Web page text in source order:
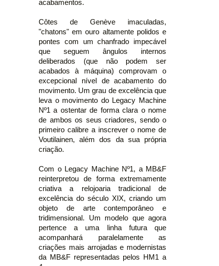
acabamentos.
Côtes de Genève imaculadas,
"chatons" em ouro altamente polidos e
pontes com um chanfrado impecável
que seguem ângulos internos
deliberados (que não podem ser
acabados à máquina) comprovam o
excepcional nível de acabamento do
movimento. Um grau de excelência que
leva o movimento do Legacy Machine
Nº1 a ostentar de forma clara o nome
de ambos os seus criadores, sendo o
primeiro calibre a inscrever o nome de
Voutilainen, além dos da sua própria
criação.
Com o Legacy Machine Nº1, a MB&F
reinterpretou de forma extremamente
criativa a relojoaria tradicional de
excelência do século XIX, criando um
objeto de arte contemporâneo e
tridimensional. Um modelo que agora
pertence a uma linha futura que
acompanhará paralelamente as
criações mais arrojadas e modernistas
da MB&F representadas pelos HM1 a